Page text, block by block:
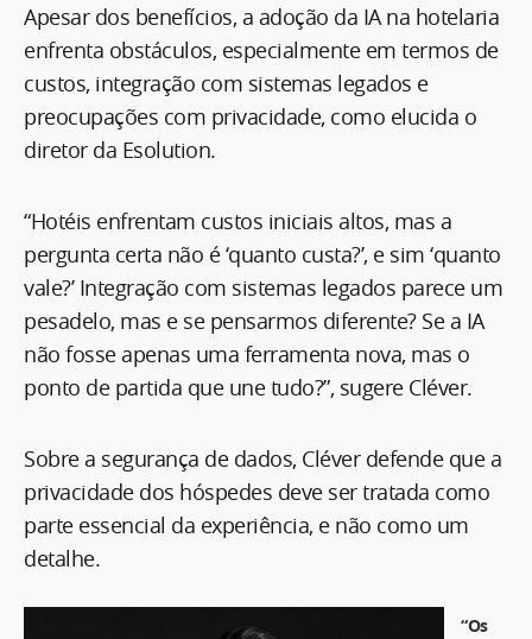
Apesar dos benefícios, a adoção da IA na hotelaria
enfrenta obstáculos, especialmente em termos de
custos, integração com sistemas legados e
preocupações com privacidade, como elucida o
diretor da Esolution.
“Hotéis enfrentam custos iniciais altos, mas a
pergunta certa não é ‘quanto custa?’, e sim ‘quanto
vale?’ Integração com sistemas legados parece um
pesadelo, mas e se pensarmos diferente? Se a IA
não fosse apenas uma ferramenta nova, mas o
ponto de partida que une tudo?”, sugere Cléver.
Sobre a segurança de dados, Cléver defende que a
privacidade dos hóspedes deve ser tratada como
parte essencial da experiência, e não como um
detalhe.
“Os